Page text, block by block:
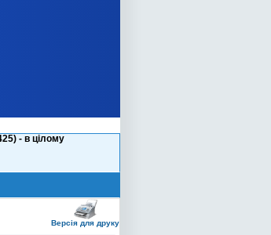
- в цілому
Версія для друку